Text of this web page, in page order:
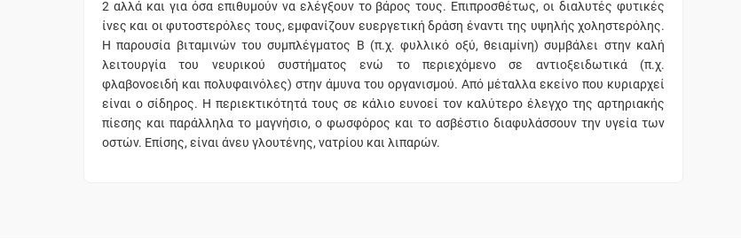
2 αλλά και για όσα επιθυμούν να ελέγξουν το βάρος τους. Επιπροσθέτως, οι διαλυτές φυτικές
ίνες και οι φυτοστερόλες τους, εμφανίζουν ευεργετική δράση έναντι της υψηλής χοληστερόλης.
Η παρουσία βιταμινών του συμπλέγματος Β (π.χ. φυλλικό οξύ, θειαμίνη) συμβάλει στην καλή
λειτουργία του νευρικού συστήματος ενώ το περιεχόμενο σε αντιοξειδωτικά (π.χ.
φλαβονοειδή και πολυφαινόλες) στην άμυνα του οργανισμού. Από μέταλλα εκείνο που κυριαρχεί
είναι ο σίδηρος. Η περιεκτικότητά τους σε κάλιο ευνοεί τον καλύτερο έλεγχο της αρτηριακής
πίεσης και παράλληλα το μαγνήσιο, ο φωσφόρος και το ασβέστιο διαφυλάσσουν την υγεία των
οστών. Επίσης, είναι άνευ γλουτένης, νατρίου και λιπαρών.